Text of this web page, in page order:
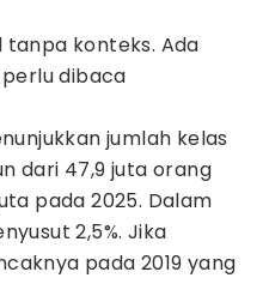
tanpa konteks. Ada
dibaca
jumlah kelas
dari 47,9 juta orang
pada 2025. Dalam
2,5%. Jika
pada 2019 yang